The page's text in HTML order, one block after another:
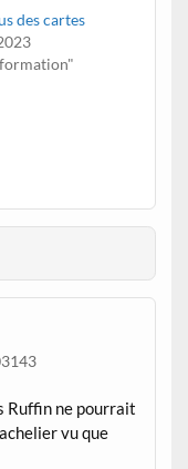
des cartes
Ruffin ne pourrait
vu que